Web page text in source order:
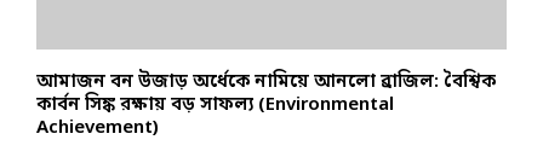
আমাজন বন উজাড় অর্ধেকে নামিয়ে আনলো ব্রাজিল: বৈশ্বিক
কার্বন সিঙ্ক রক্ষায় বড় সাফল্য (Environmental
Achievement)